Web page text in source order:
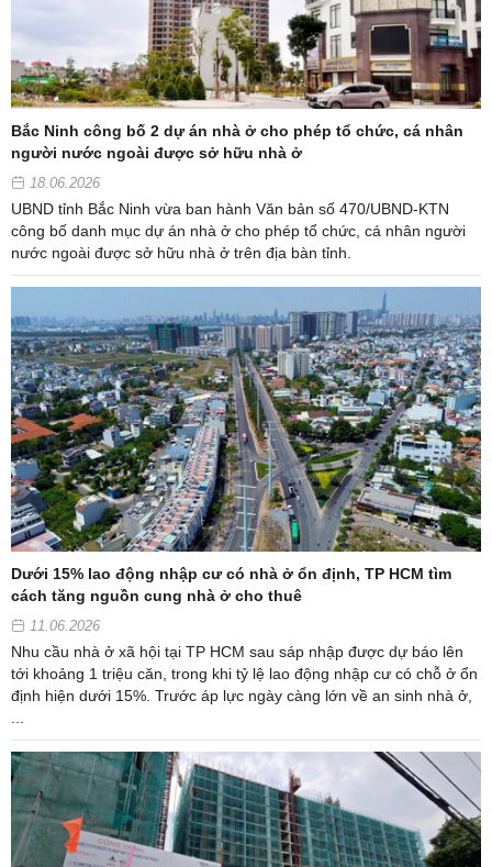
Bắc Ninh công bố 2 dự án nhà ở cho phép tổ chức, cá nhân
người nước ngoài được sở hữu nhà ở
18.06.2026
UBND tỉnh Bắc Ninh vừa ban hành Văn bản số 470/UBND-KTN
công bố danh mục dự án nhà ở cho phép tổ chức, cá nhân người
nước ngoài được sở hữu nhà ở trên địa bàn tỉnh.
Dưới 15% lao động nhập cư có nhà ở ổn định, TP HCM tìm
cách tăng nguồn cung nhà ở cho thuê
11.06.2026
Nhu cầu nhà ở xã hội tại TP HCM sau sáp nhập được dự báo lên
tới khoảng 1 triệu căn, trong khi tỷ lệ lao động nhập cư có chỗ ở ổn
định hiện dưới 15%. Trước áp lực ngày càng lớn về an sinh nhà ở,